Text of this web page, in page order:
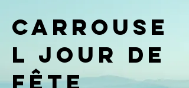
Carrouse
l Jour de
Fête